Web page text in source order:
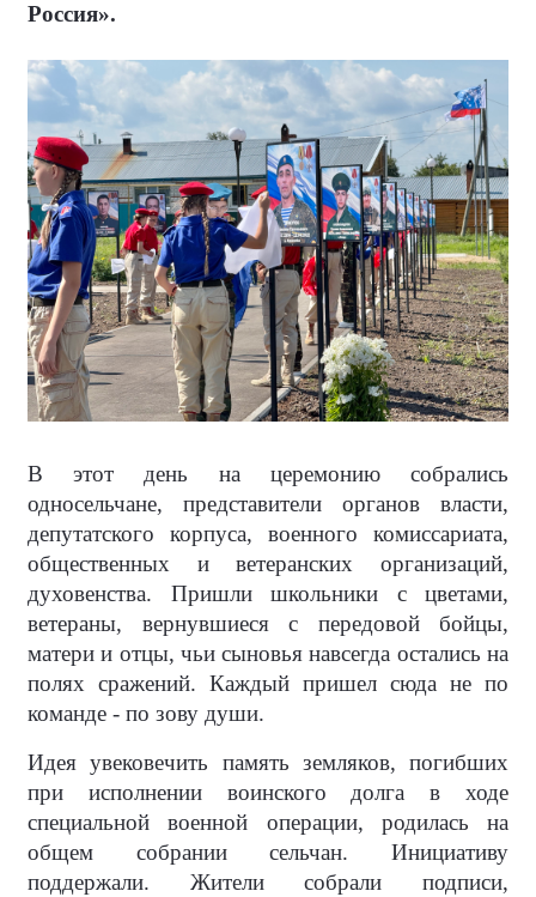
Россия».
В этот день на церемонию собрались
односельчане, представители органов власти,
депутатского корпуса, военного комиссариата,
общественных и ветеранских организаций,
духовенства. Пришли школьники с цветами,
ветераны, вернувшиеся с передовой бойцы,
матери и отцы, чьи сыновья навсегда остались на
полях сражений. Каждый пришел сюда не по
команде - по зову души.
Идея увековечить память земляков, погибших
при исполнении воинского долга в ходе
специальной военной операции, родилась на
общем собрании сельчан. Инициативу
поддержали. Жители собрали подписи,